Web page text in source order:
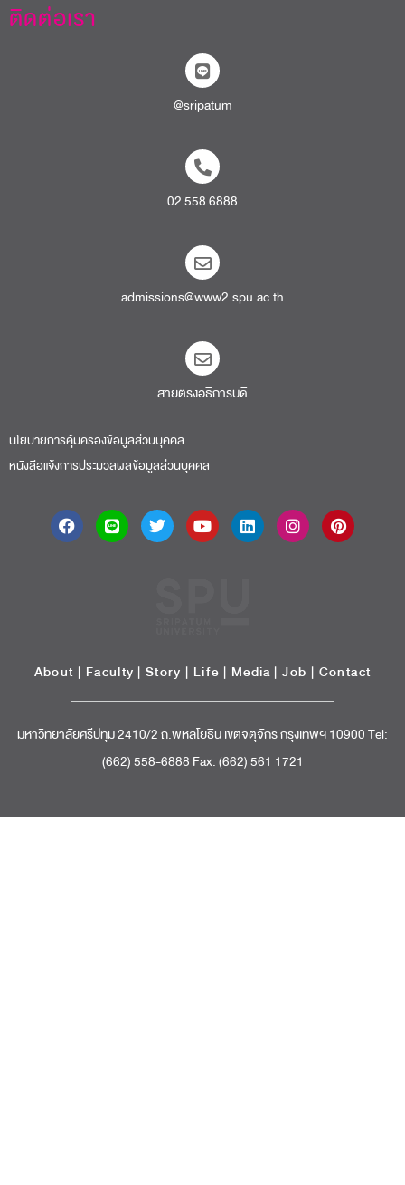
ติดต่อเรา
@sripatum
02 558 6888
admissions@www2.spu.ac.th
สายตรงอธิการบดี​
นโยบายการคุ้มครองข้อมูลส่วนบุคคล
หนังสือแจ้งการประมวลผลข้อมูลส่วนบุคคล
About | Faculty | Story | Life | Media |Job | Contact
มหาวิทยาลัยศรีปทุม 2410/2 ถ.พหลโยธิน เขตจตุจักร กรุงเทพฯ 10900 Tel:
(662) 558-6888 Fax: (662) 561 1721